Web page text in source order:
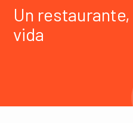
Recepcionista IA
Un
vida